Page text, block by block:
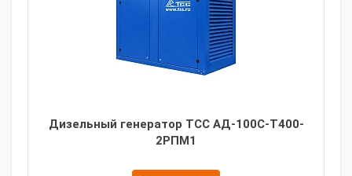
Дизельный генератор ТСС АД-100С-Т400-
2РПМ1